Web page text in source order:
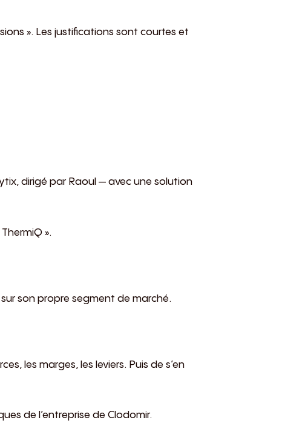
». Les justifications sont courtes et
dirigé par Raoul — avec une solution
».
son propre segment de marché.
les marges, les leviers. Puis de s’en
de l’entreprise de Clodomir.